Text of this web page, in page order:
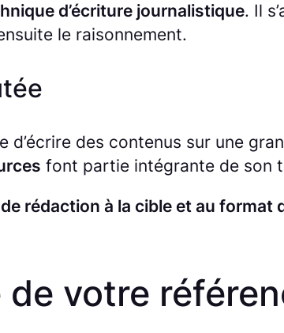
d’écriture journalistique. Il
le raisonnement.
des contenus sur une
font partie intégrante de son
rédaction à la cible et au format
votre